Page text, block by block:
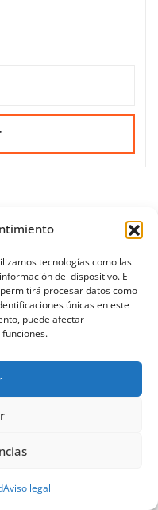
tecnologías como las
del dispositivo. El
procesar datos como
únicas en este
puede afectar
Aviso legal
cultura y patrimonio
de su